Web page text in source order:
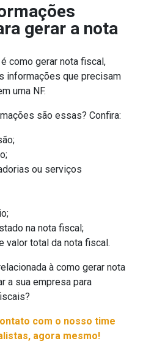
gerar a nota
como gerar nota fiscal,
informações que precisam
uma NF.
são essas? Confira:
ou serviços
na nota fiscal;
valor total da nota fiscal.
à como gerar nota
a sua empresa para
com o nosso time
agora mesmo!